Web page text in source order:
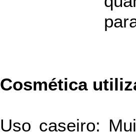
Cosmética
Uso caseiro: